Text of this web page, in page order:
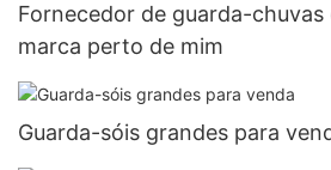
Fornecedor de guarda-
marca perto de mim
Guarda-sóis grandes para